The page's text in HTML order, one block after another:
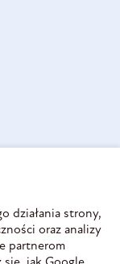
działania strony,
oraz analizy
partnerom